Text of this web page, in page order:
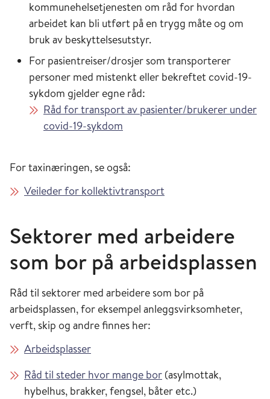
kommunehelsetjenesten om råd for hvordan
arbeidet kan bli utført på en trygg måte og om
bruk av beskyttelsesutstyr.
For pasientreiser/drosjer som transporterer
personer med mistenkt eller bekreftet covid-19-
sykdom gjelder egne råd:
Råd for transport av pasienter/brukerer under
covid-19-sykdom
For taxinæringen, se også:
Veileder for kollektivtransport
Sektorer med arbeidere
som bor på arbeidsplassen
Råd til sektorer med arbeidere som bor på
arbeidsplassen, for eksempel anleggsvirksomheter,
verft, skip og andre finnes her:
Arbeidsplasser
Råd til steder hvor mange bor (asylmottak,
hybelhus, brakker, fengsel, båter etc.)